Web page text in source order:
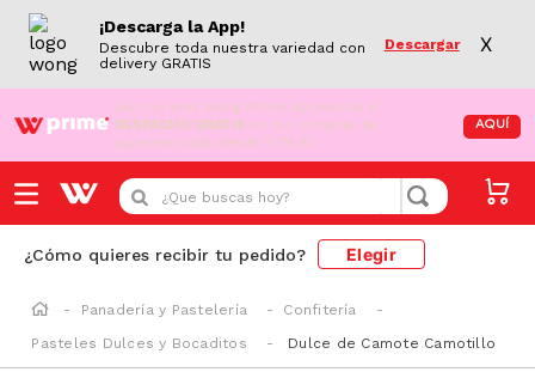
¡Descarga la App!
Descubre toda nuestra variedad con
delivery GRATIS
Descargar X
¡Aún no eres Wong Prime! Aprovecha el
DESPACHO GRATIS en tus compras de
supermercado desde S/79.90
AQUÍ
¿Que buscas hoy?
¿Cómo quieres recibir tu pedido? Elegir
Panadería y Pastelería
Confitería
Pasteles Dulces y Bocaditos
Dulce de Camote Camotillo